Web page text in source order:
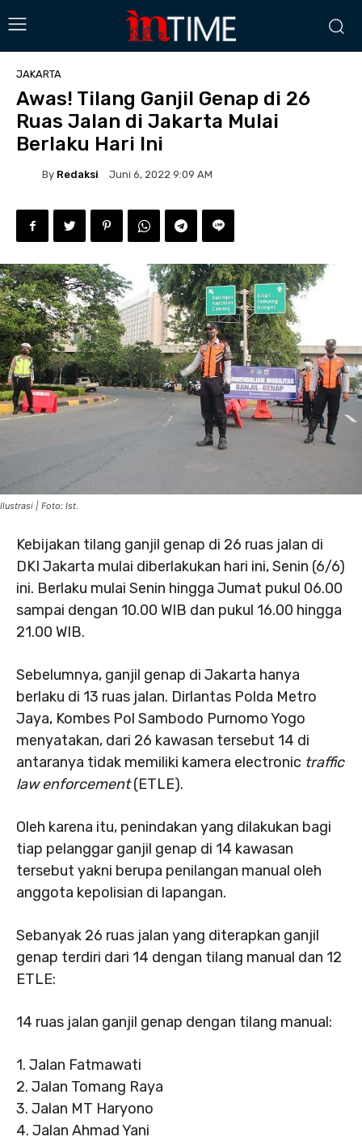
JAKARTA
Awas! Tilang Ganjil Genap di 26
Ruas Jalan di Jakarta Mulai
Berlaku Hari Ini
By Redaksi Juni 6, 2022 9:09 AM
Ilustrasi | Foto: Ist.
Kebijakan tilang ganjil genap di 26 ruas jalan di
DKI Jakarta mulai diberlakukan hari ini, Senin (6/6)
ini. Berlaku mulai Senin hingga Jumat pukul 06.00
sampai dengan 10.00 WIB dan pukul 16.00 hingga
21.00 WIB.
Sebelumnya, ganjil genap di Jakarta hanya
berlaku di 13 ruas jalan. Dirlantas Polda Metro
Jaya, Kombes Pol Sambodo Purnomo Yogo
menyatakan, dari 26 kawasan tersebut 14 di
antaranya tidak memiliki kamera electronic traffic
law enforcement(ETLE).
Oleh karena itu, penindakan yang dilakukan bagi
tiap pelanggar ganjil genap di 14 kawasan
tersebut yakni berupa penilangan manual oleh
anggota kepolisian di lapangan.
Sebanyak 26 ruas jalan yang diterapkan ganjil
genap terdiri dari 14 dengan tilang manual dan 12
ETLE:
14 ruas jalan ganjil genap dengan tilang manual:
1. Jalan Fatmawati
2. Jalan Tomang Raya
3. Jalan MT Haryono
4. Jalan Ahmad Yani